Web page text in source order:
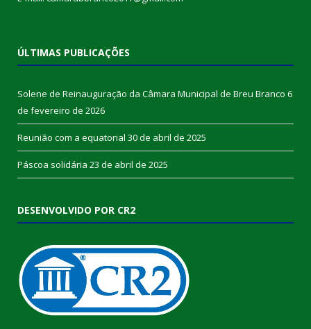
ÚLTIMAS PUBLICAÇÕES
Solene de Reinauguração da Câmara Municipal de Breu Branco 6
de fevereiro de 2026
Reunião com a equatorial 30 de abril de 2025
Páscoa solidária 23 de abril de 2025
DESENVOLVIDO POR CR2